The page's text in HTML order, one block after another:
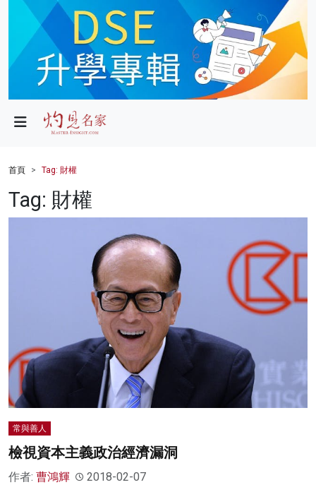
政局
財經
健康
灼見活動
關於我們
首頁 Tag: 財權
Tag: 財權
常與善人
檢視資本主義政治經濟漏洞
作者: 曹鴻輝 2018-02-07